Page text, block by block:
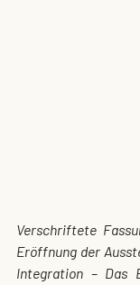
Verschriftete
Eröffnung der
Integration – Das